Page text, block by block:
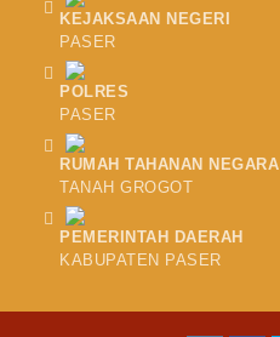
KEJAKSAAN NEGERI
PASER
POLRES
PASER
RUMAH TAHANAN NEGARA
TANAH GROGOT
PEMERINTAH DAERAH
KABUPATEN PASER